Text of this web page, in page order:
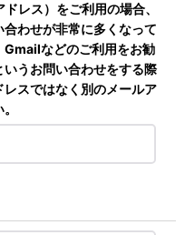
レス）をご利用の場合、
合わせが非常に多くなって
Gmailなどのご利用をお勧
うお問い合わせをする際
スではなく別のメールア